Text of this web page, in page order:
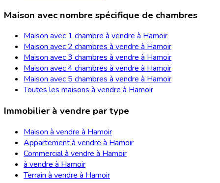
Maison avec nombre spécifique de chambres
Maison avec 1 chambre à vendre à Hamoir
Maison avec 2 chambres à vendre à Hamoir
Maison avec 3 chambres à vendre à Hamoir
Maison avec 4 chambres à vendre à Hamoir
Maison avec 5 chambres à vendre à Hamoir
Toutes les maisons à vendre à Hamoir
Immobilier à vendre par type
Maison à vendre à Hamoir
Appartement à vendre à Hamoir
Commercial à vendre à Hamoir
à vendre à Hamoir
Terrain à vendre à Hamoir